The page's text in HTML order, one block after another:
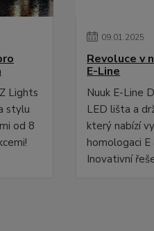
Lights
stylu
od 8
09.01.2025
Revoluce v
E-Line
Nuuk E-Line
LED lišta a
který nabízí
homologaci
Inovativní